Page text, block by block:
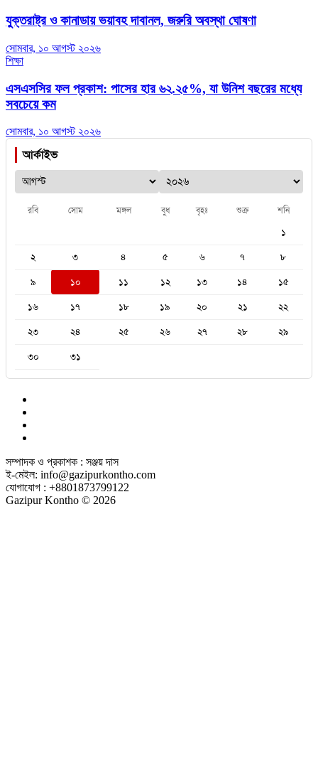
যুক্তরাষ্ট্র ও কানাডায় ভয়াবহ দাবানল, জরুরি অবস্থা ঘোষণা
সোমবার, ১০ আগস্ট ২০২৬
শিক্ষা
এসএসসির ফল প্রকাশ: পাসের হার ৬২.২৫%, যা উনিশ বছরের মধ্যে
সবচেয়ে কম
সোমবার, ১০ আগস্ট ২০২৬
আর্কাইভ
রবি সোম মঙ্গল বুধ বৃহঃ শুক্র শনি
১
২
৩ ৪ ৫ ৬ ৭
৮
৯
১০ ১১ ১২ ১৩ ১৪
১৫
১৬
১৭ ১৮ ১৯ ২০ ২১
২২
২৩
২৪ ২৫ ২৬ ২৭ ২৮
২৯
৩০
৩১
সম্পাদক ও প্রকাশক : সঞ্জয় দাস
ই-মেইল: info@gazipurkontho.com
যোগাযোগ : +8801873799122
Gazipur Kontho © 2026